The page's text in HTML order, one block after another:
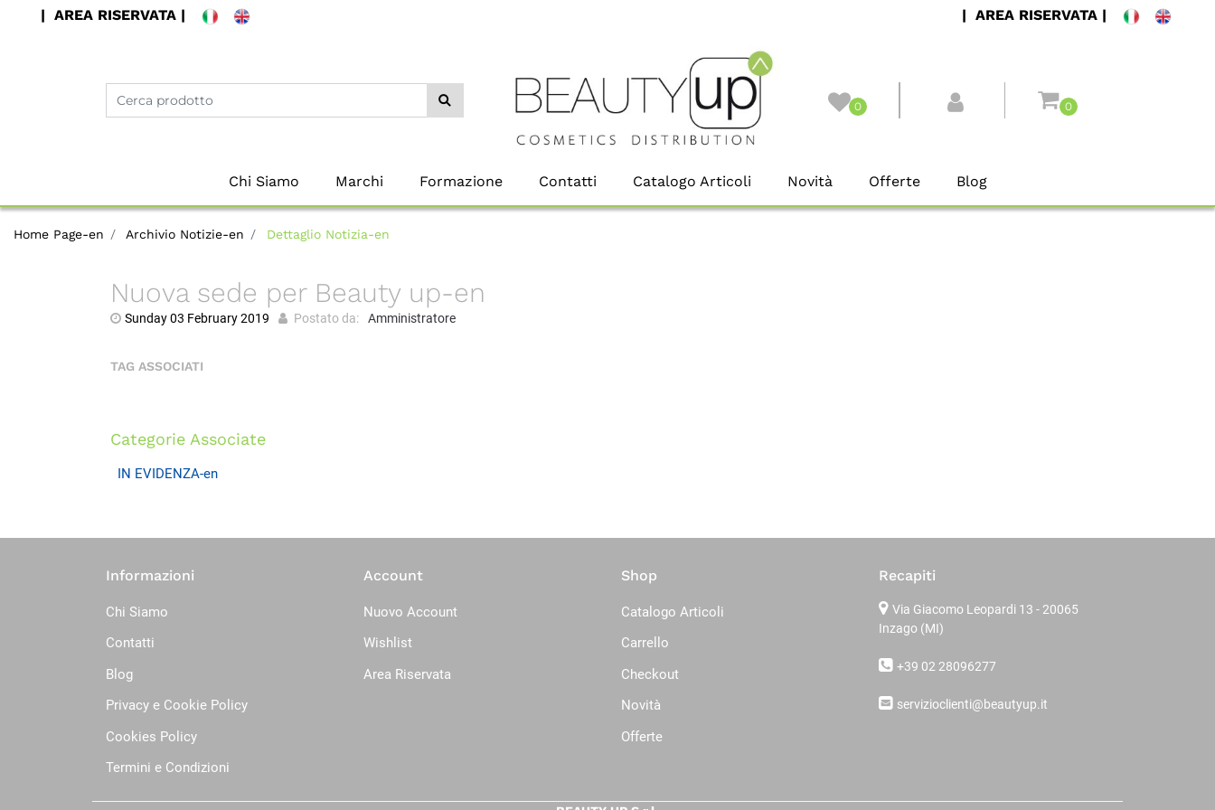
| AREA RISERVATA | | AREA RISERVATA |
0 0
Chi Siamo Marchi Formazione Contatti Catalogo Articoli Novità Offerte Blog
Home Page-en Archivio Notizie-en Dettaglio Notizia-en
Nuova sede per Beauty up-en
Sunday03 February2019 Postato da: Amministratore
TAG ASSOCIATI
Categorie Associate
IN EVIDENZA-en
Informazioni
Chi Siamo
Contatti
Blog
Privacy e Cookie Policy
Cookies Policy
Termini e Condizioni
Account
Nuovo Account
Wishlist
Area Riservata
Shop
Catalogo Articoli
Carrello
Checkout
Novità
Offerte
Recapiti
Via Giacomo Leopardi 13 - 20065
Inzago (MI)
+39 02 28096277
servizioclienti@beautyup.it